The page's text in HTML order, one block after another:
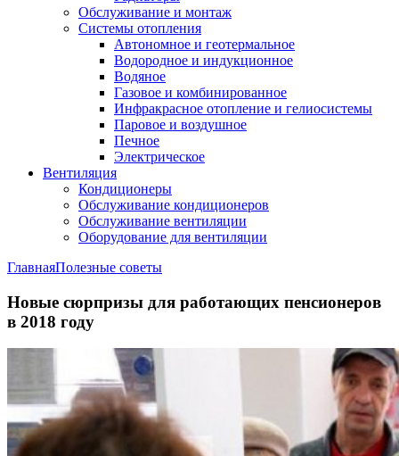
Обслуживание и монтаж
Системы отопления
Автономное и геотермальное
Водородное и индукционное
Водяное
Газовое и комбинированное
Инфракрасное отопление и гелиосистемы
Паровое и воздушное
Печное
Электрическое
Вентиляция
Кондиционеры
Обслуживание кондиционеров
Обслуживание вентиляции
Оборудование для вентиляции
ГлавнаяПолезные советы
Новые сюрпризы для работающих пенсионеров
в 2018 году